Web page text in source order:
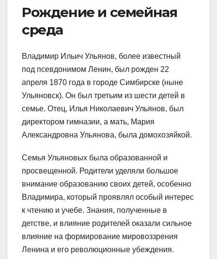
Рождение и семейная
среда
Владимир Ильич Ульянов, более известный
под псевдонимом Ленин, был рожден 22
апреля 1870 года в городе Симбирске (ныне
Ульяновск). Он был третьим из шести детей в
семье. Отец, Илья Николаевич Ульянов, был
директором гимназии, а мать, Мария
Александровна Ульянова, была домохозяйкой.
Семья Ульяновых была образованной и
просвещенной. Родители уделяли большое
внимание образованию своих детей, особенно
Владимира, который проявлял особый интерес
к чтению и учебе. Знания, полученные в
детстве, и влияние родителей оказали сильное
влияние на формирование мировоззрения
Ленина и его революционные убеждения.